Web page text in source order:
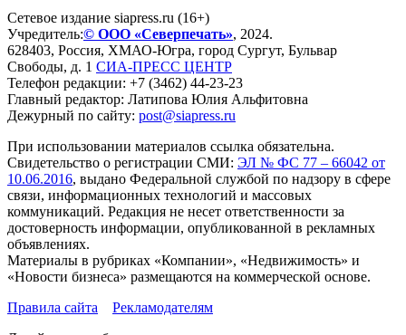
Сетевое издание siapress.ru (16+)
Учредитель:© ООО «Северпечать», 2024.
628403, Россия, ХМАО-Югра, город Сургут, Бульвар
Свободы, д. 1 СИА-ПРЕСС ЦЕНТР
Телефон редакции: +7 (3462) 44-23-23
Главный редактор: Латипова Юлия Альфитовна
Дежурный по сайту: post@siapress.ru
При использовании материалов ссылка обязательна.
Свидетельство о регистрации СМИ: ЭЛ № ФС 77 – 66042 от
10.06.2016, выдано Федеральной службой по надзору в сфере
связи, информационных технологий и массовых
коммуникаций. Редакция не несет ответственности за
достоверность информации, опубликованной в рекламных
объявлениях.
Материалы в рубриках «Компании», «Недвижимость» и
«Новости бизнеса» размещаются на коммерческой основе.
Правила сайта
Рекламодателям